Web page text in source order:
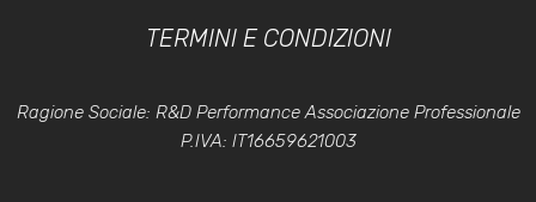
TERMINI E CONDIZIONI
Ragione Sociale: R&D Performance Associazione Professionale
P.IVA: IT16659621003